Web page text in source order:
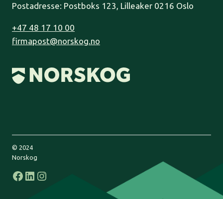
Postadresse: Postboks 123, Lilleaker 0216 Oslo
+47 48 17 10 00
firmapost@norskog.no
© 2024
Norskog
Facebook
LinkedIn
Instagram